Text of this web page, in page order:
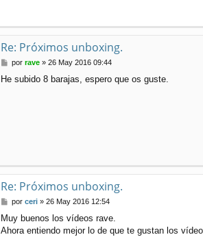
Re: Próximos unboxing.
M
n
por rave» 26 May 2016 09:44
He subido 8 barajas, espero que os guste.
Re: Próximos unboxing.
M
n
s
por ceri» 26 May 2016 12:54
Muy buenos los vídeos rave.
Ahora entiendo mejor lo de que te gustan los